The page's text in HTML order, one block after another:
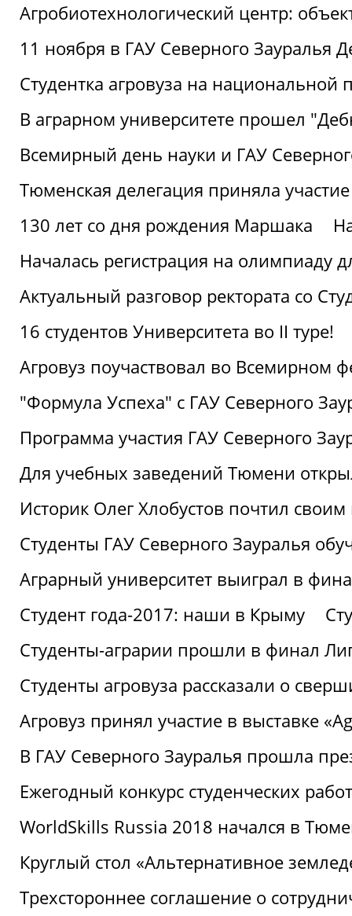
Агробиотехнологический центр:
11 ноября в ГАУ Северного Зауралья
Студентка агровуза на национальной
В аграрном университете прошел
Всемирный день науки и ГАУ
Тюменская делегация приняла
130 лет со дня рождения Маршака
Началась регистрация на олимпиаду
Актуальный разговор ректората со
16 студентов Университета во II туре!
Агровуз поучаствовал во Всемирном
"Формула Успеха" с ГАУ Северного
Программа участия ГАУ Северного
Для учебных заведений Тюмени
Историк Олег Хлобустов почтил
Студенты ГАУ Северного Зауралья
Аграрный университет выиграл в
Студент года-2017: наши в Крыму
Студенты-аграрии прошли в финал
Студенты агровуза рассказали о
Агровуз принял участие в выставке
В ГАУ Северного Зауралья прошла
Ежегодный конкурс студенческих
WorldSkills Russia 2018 начался в
Круглый стол «Альтернативное
Трехстороннее соглашение о